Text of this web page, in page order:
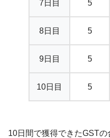
7日目 5
8日目 5
9日目 5
10日目 5
10日間で獲得できたGST